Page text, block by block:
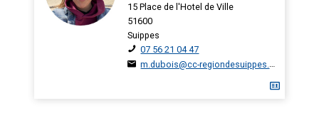
15 Place de l'Hotel de Ville
51600
Suippes
07 56 21 04 47
m.dubois@cc-regiondesuippes.com